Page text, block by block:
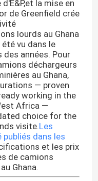
la mise en
de Greenfield crée
lourds au Ghana
vu dans le
années. Pour
déchargeurs
au Ghana,
— proven
working in the
Africa —
choice for the
visite.Les
dans les
et les prix
de camions
Ghana.